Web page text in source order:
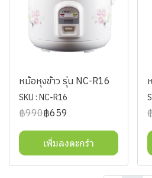
หม้อหุงข้าว รุ่น NC-R16
SKU : NC-R16
฿990฿659
เพิ่มลงตะกร้า